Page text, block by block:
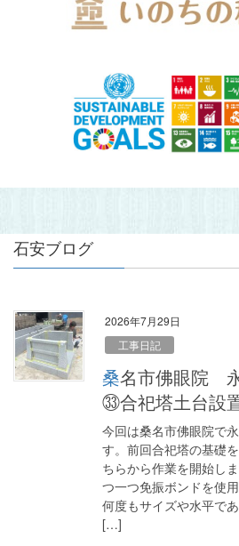
石安ブログ
2026年7月29日
工事日記
桑名市佛眼院 永代供養墓工事
㉝合祀塔土台設
今回は桑名市佛眼院で
す。前回合祀塔の基礎
ちらから作業を開始し
つ一つ免振ボンドを使
何度もサイズや水平で
[…]